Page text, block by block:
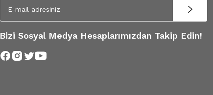
Bizi Sosyal Medya Hesaplarımızdan Takip Edin!